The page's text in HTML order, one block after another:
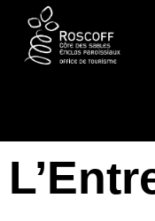
Cookies management